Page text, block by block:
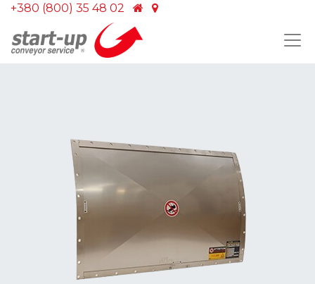
+380 (800) 35 48 02